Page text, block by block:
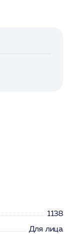
1138
Для лица